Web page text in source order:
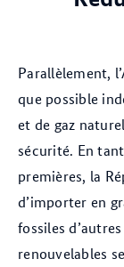
Parallèlement,
que possible
et de gaz
sécurité. En
premières, la
d’importer en
fossiles
renouvelables